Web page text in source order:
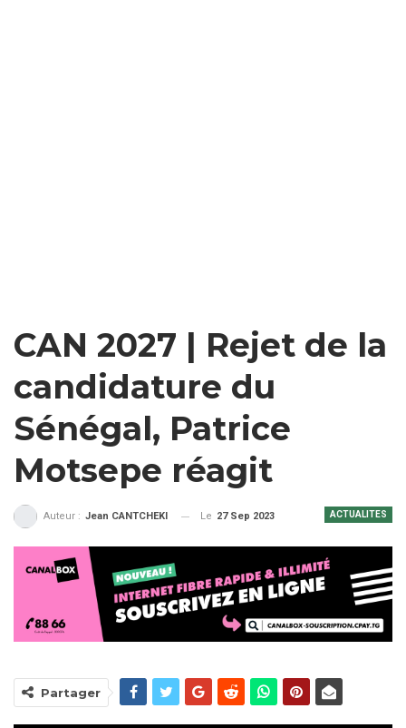
CAN 2027 | Rejet de la
candidature du
Sénégal, Patrice
Motsepe réagit
ACTUALITES
Auteur : Jean CANTCHEKI Le 27 Sep 2023
Partager